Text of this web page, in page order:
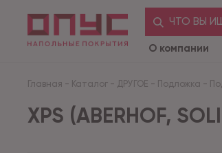
ЧТО ВЫ
О компании
Главная - Каталог - ДРУГОЕ - Подложка -
XPS (ABERHOF,